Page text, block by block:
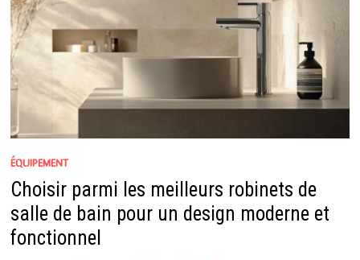
ÉQUIPEMENT
Choisir parmi les meilleurs robinets de
salle de bain pour un design moderne et
fonctionnel